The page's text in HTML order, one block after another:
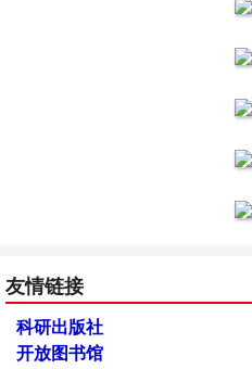
友情链接
科研出版社
开放图书馆